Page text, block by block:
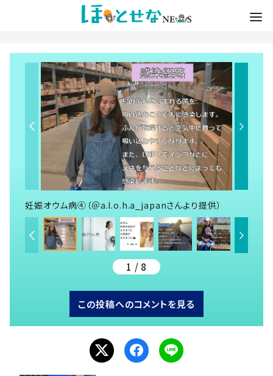
妊娠オウム病④（＠a.l.o.h.a_japanさんより提供）
1 / 8
この投稿へのコメントを見る